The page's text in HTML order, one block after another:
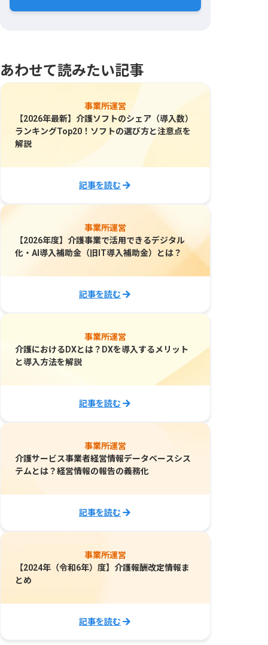
あわせて読みたい記事
事業所運営
【2026年最新】介護ソフトのシェア（導入数）
ランキングTop20！ソフトの選び方と注意点を
解説
記事を読む
事業所運営
【2026年度】介護事業で活用できるデジタル
化・AI導入補助金（旧IT導入補助金）とは？
記事を読む
事業所運営
介護におけるDXとは？DXを導入するメリット
と導入方法を解説
記事を読む
事業所運営
介護サービス事業者経営情報データベースシス
テムとは？経営情報の報告の義務化
記事を読む
事業所運営
【2024年（令和6年）度】介護報酬改定情報ま
とめ
記事を読む